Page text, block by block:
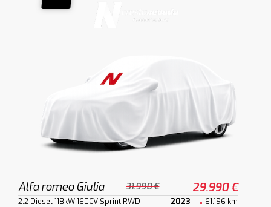
Alfa romeo Giulia 31.990 € 29.990 €
2.2 Diesel 118kW 160CV Sprint RWD 2023 61.196 km